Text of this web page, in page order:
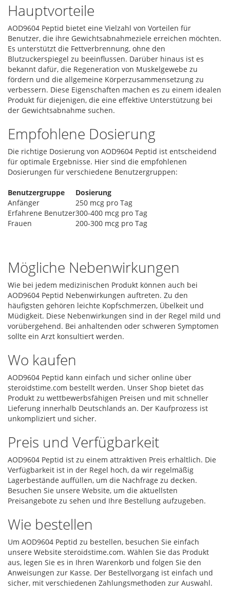
Hauptvorteile
AOD9604 Peptid bietet eine Vielzahl von Vorteilen für
Benutzer, die ihre Gewichtsabnahmeziele erreichen möchten.
Es unterstützt die Fettverbrennung, ohne den
Blutzuckerspiegel zu beeinflussen. Darüber hinaus ist es
bekannt dafür, die Regeneration von Muskelgewebe zu
fördern und die allgemeine Körperzusammensetzung zu
verbessern. Diese Eigenschaften machen es zu einem idealen
Produkt für diejenigen, die eine effektive Unterstützung bei
der Gewichtsabnahme suchen.
Empfohlene Dosierung
Die richtige Dosierung von AOD9604 Peptid ist entscheidend
für optimale Ergebnisse. Hier sind die empfohlenen
Dosierungen für verschiedene Benutzergruppen:
Benutzergruppe
Dosierung
Anfänger
250 mcg pro Tag
Erfahrene Benutzer300-400 mcg pro Tag
Frauen
200-300 mcg pro Tag
Mögliche Nebenwirkungen
Wie bei jedem medizinischen Produkt können auch bei
AOD9604 Peptid Nebenwirkungen auftreten. Zu den
häufigsten gehören leichte Kopfschmerzen, Übelkeit und
Müdigkeit. Diese Nebenwirkungen sind in der Regel mild und
vorübergehend. Bei anhaltenden oder schweren Symptomen
sollte ein Arzt konsultiert werden.
Wo kaufen
AOD9604 Peptid kann einfach und sicher online über
steroidstime.com bestellt werden. Unser Shop bietet das
Produkt zu wettbewerbsfähigen Preisen und mit schneller
Lieferung innerhalb Deutschlands an. Der Kaufprozess ist
unkompliziert und sicher.
Preis und Verfügbarkeit
AOD9604 Peptid ist zu einem attraktiven Preis erhältlich. Die
Verfügbarkeit ist in der Regel hoch, da wir regelmäßig
Lagerbestände auffüllen, um die Nachfrage zu decken.
Besuchen Sie unsere Website, um die aktuellsten
Preisangebote zu sehen und Ihre Bestellung aufzugeben.
Wie bestellen
Um AOD9604 Peptid zu bestellen, besuchen Sie einfach
unsere Website steroidstime.com. Wählen Sie das Produkt
aus, legen Sie es in Ihren Warenkorb und folgen Sie den
Anweisungen zur Kasse. Der Bestellvorgang ist einfach und
sicher, mit verschiedenen Zahlungsmethoden zur Auswahl.